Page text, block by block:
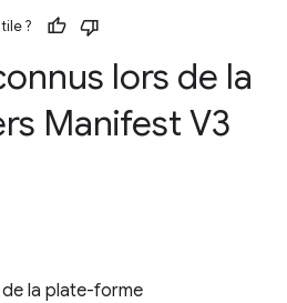
?
lors de la
Manifest V3
la plate-forme